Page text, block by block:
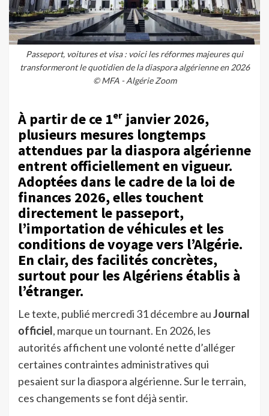
Passeport, voitures et visa : voici les réformes majeures qui
transformeront le quotidien de la diaspora algérienne en 2026
© MFA - Algérie Zoom
À partir de ce 1ᵉʳ janvier 2026,
plusieurs mesures longtemps
attendues par la diaspora algérienne
entrent officiellement en vigueur.
Adoptées dans le cadre de la loi de
finances 2026, elles touchent
directement le passeport,
l’importation de véhicules et les
conditions de voyage vers l’Algérie.
En clair, des facilités concrètes,
surtout pour les Algériens établis à
l’étranger.
Le texte, publié mercredi 31 décembre auJournal
officiel, marque un tournant. En 2026, les
autorités affichent une volonté nette d’alléger
certaines contraintes administratives qui
pesaient sur la diaspora algérienne. Sur le terrain,
ces changements se font déjà sentir.